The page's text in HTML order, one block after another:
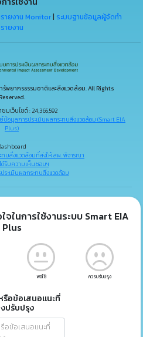
ายงาน Monitor| ระบบฐานข้อมูลผู้จัดทำ
รายงาน
พยากรธรรมชาติและสิ่งแวดล้อม. All Rights
มเว็บไซต์ : 24,365,592
อมูลการประเมินผลกระทบสิ่งแวดล้อม (Smart EIA
Plus)
ทบสิ่งแวดล้อมที่ส่งให้ สผ. พิจารณา
ด้รับความเห็นชอบฯ
ระเมินผลกระทบสิ่งแวดล้อม
ในการใช้งานระบบ Smart EIA
Plus
พอใช้ ควรปรับปรุง
อข้อเสนอแนะที่
ปรับปรุง